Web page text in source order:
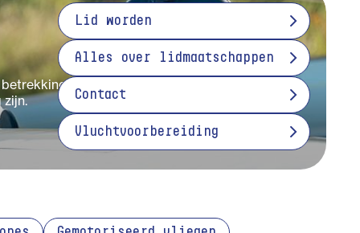
Lid worden
Alles over lidmaatschappen
Contact
Vluchtvoorbereiding
tot Tijdelijk Gebied met
zijn.